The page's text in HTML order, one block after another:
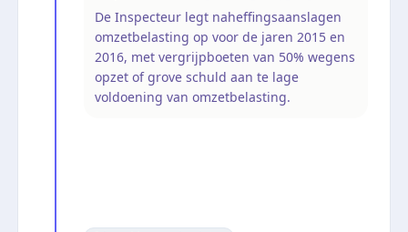
De Inspecteur legt naheffingsaanslagen
omzetbelasting op voor de jaren 2015 en
2016, met vergrijpboeten van 50% wegens
opzet of grove schuld aan te lage
voldoening van omzetbelasting.